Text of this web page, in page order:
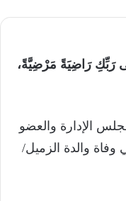
رَبِّكِ رَاضِيَةً مَرْضِيَّةً،
الإدارة والعضو
وفاة والدة الزميل/